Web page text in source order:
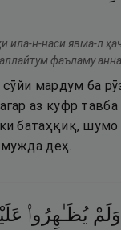
ила-н-наси явма-л
фаъламу
мардум ба
аз куфр
батаҳқиқ,
деҳ.
وَلَمْ يُظَـٰهِرُوا۟